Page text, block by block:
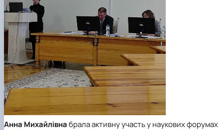
Анна Михайлівнабрала активну участь у наукових форумах